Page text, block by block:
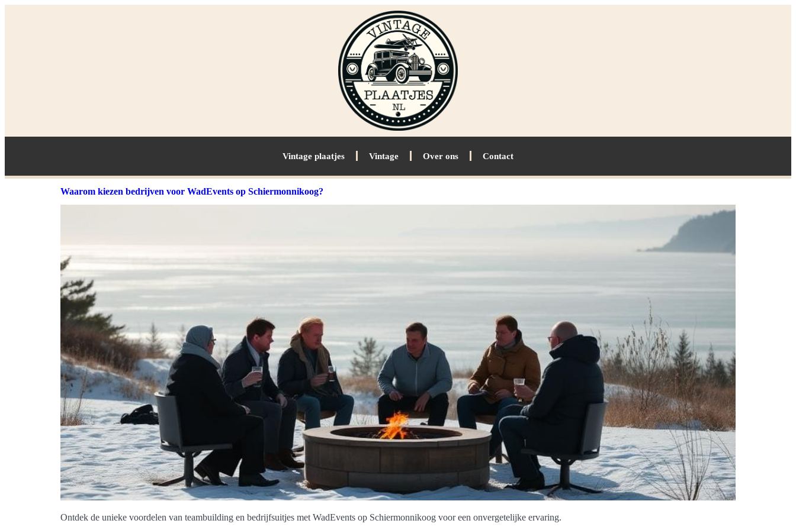
Vintage plaatjes Vintage Over ons Contact
Waarom kiezen bedrijven voor WadEvents op Schiermonnikoog?
Ontdek de unieke voordelen van teambuilding en bedrijfsuitjes met WadEvents op Schiermonnikoog voor een onvergetelijke ervaring.